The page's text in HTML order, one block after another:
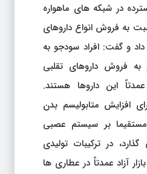
در شبکه های ماهواره
به فروش انواع داروهای
و گفت: افراد سودجو به
به فروش داروهای تقلبی
این داروها هستند.
افزایش متابولیسم بدن
بر سیستم عصبی
در ترکیبات تولیدی
آزاد عمدتاً در عطاری ها